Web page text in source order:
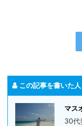
この記事を書いた人
マス
30代